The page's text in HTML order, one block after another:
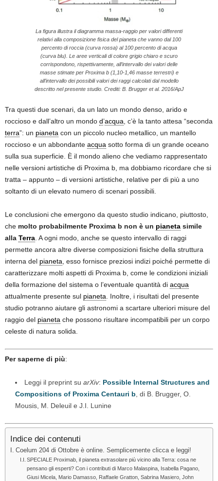
La figura illustra il diagramma massa-raggio per valori differenti
relativi alla composizione fisica del pianeta che vanno dal 100
percento di roccia (curva rossa) al 100 percento di acqua
(curva blu). Le aree verticali di colore grigio chiaro e scuro
corrispondono, rispettivamente, all’intervallo dei valori delle
masse stimate per Proxima b (1,10-1,46 masse terrestri) e
all’intervallo dei possibili valori dei raggi calcolati dal modello
descritto nel presente studio. Crediti: B. Brugger et al. 2016/ApJ
Tra questi due scenari, da un lato un mondo denso, arido e
roccioso e dall’altro un mondo d’acqua, c’è la tanto attesa “seconda
terra”: un pianeta con un piccolo nucleo metallico, un mantello
roccioso e un abbondante acqua sotto forma di un grande oceano
sulla sua superficie. È il mondo alieno che vediamo rappresentato
nelle versioni artistiche di Proxima b, ma dobbiamo ricordare che si
tratta – appunto – di versioni artistiche, relative per di più a uno
soltanto di un elevato numero di scenari possibili.
Le conclusioni che emergono da questo studio indicano, piuttosto,
che molto probabilmente Proxima b non è un pianeta simile
alla Terra. A ogni modo, anche se questo intervallo di raggi
permette ancora altre diverse composizioni fisiche della struttura
interna del pianeta, esso fornisce preziosi indizi poiché permette di
caratterizzare molti aspetti di Proxima b, come le condizioni iniziali
della formazione del sistema o l’eventuale quantità di acqua
attualmente presente sul pianeta. Inoltre, i risultati del presente
studio potranno aiutare gli astronomi a scartare ulteriori misure del
raggio del pianeta che possono risultare incompatibili per un corpo
celeste di natura solida.
Per saperne di più:
Leggi il preprint su arXiv: Possible Internal Structures and
Compositions of Proxima Centauri b, di B. Brugger, O.
Mousis, M. Deleuil e J.I. Lunine
Indice dei contenuti
Coelum 204 di Ottobre è online. Semplicemente clicca e leggi!
SPECIALE Proximab, il pianeta extrasolare più vicino alla Terra: cosa ne
pensano gli esperti? Con i contributi di Marco Malaspina, Isabella Pagano,
Giusi Micela, Mario Damasso, Raffaele Gratton, Sabrina Masiero, John